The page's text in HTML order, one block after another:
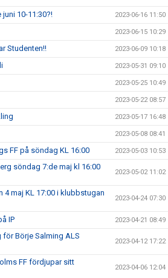
10-11:30?! 2023-06-16 11:50
2023-06-15 10:29
Studenten!! 2023-06-09 10:18
2023-05-31 09:10
2023-05-25 10:49
2023-05-22 08:57
2023-05-17 16:48
2023-05-08 08:41
FF på söndag KL 16:00 2023-05-03 10:53
söndag 7:de maj kl 16:00
2023-05-02 11:02
4 maj KL 17:00 i klubbstugan
2023-04-24 07:30
IP 2023-04-21 08:49
Börje Salming ALS
2023-04-12 17:22
FF fördjupar sitt
2023-04-06 12:04